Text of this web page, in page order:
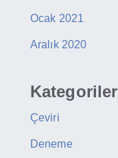
Ocak 2021
Aralık 2020
Kategoriler
Çeviri
Deneme